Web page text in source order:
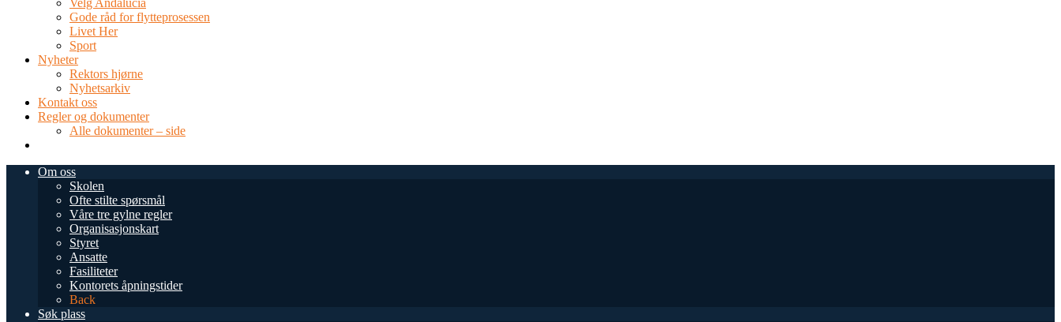
Gode råd for flytteprosessen
Livet Her
Sport
Nyheter
Rektors hjørne
Nyhetsarkiv
Kontakt oss
Regler og dokumenter
Alle dokumenter – side
Om oss
Skolen
Ofte stilte spørsmål
Våre tre gylne regler
Organisasjonskart
Styret
Ansatte
Fasiliteter
Kontorets åpningstider
Back
Søk plass